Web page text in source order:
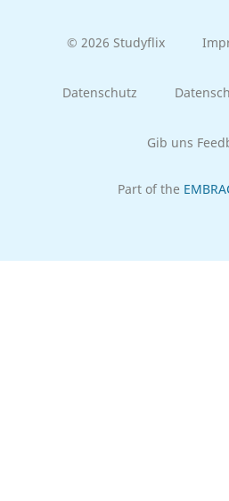
© 2026 Studyflix
Datenschutz
Gib uns
Part of the